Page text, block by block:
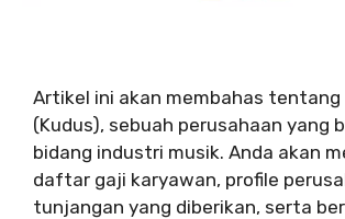
Artikel ini akan membahas tentang
(Kudus), sebuah perusahaan yang
bidang industri musik. Anda akan
daftar gaji karyawan, profile
tunjangan yang diberikan, serta